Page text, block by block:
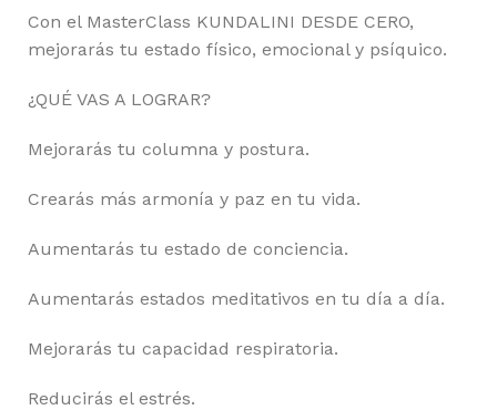
Con el MasterClass KUNDALINI DESDE CERO,
mejorarás tu estado físico, emocional y psíquico.
¿QUÉ VAS A LOGRAR?
Mejorarás tu columna y postura.
Crearás más armonía y paz en tu vida.
Aumentarás tu estado de conciencia.
Aumentarás estados meditativos en tu día a día.
Mejorarás tu capacidad respiratoria.
Reducirás el estrés.